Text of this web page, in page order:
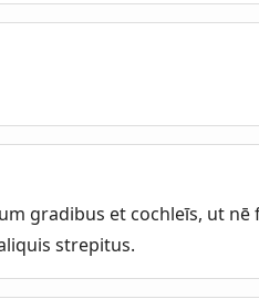
gradibus et cochleīs, ut nē
strepitus.